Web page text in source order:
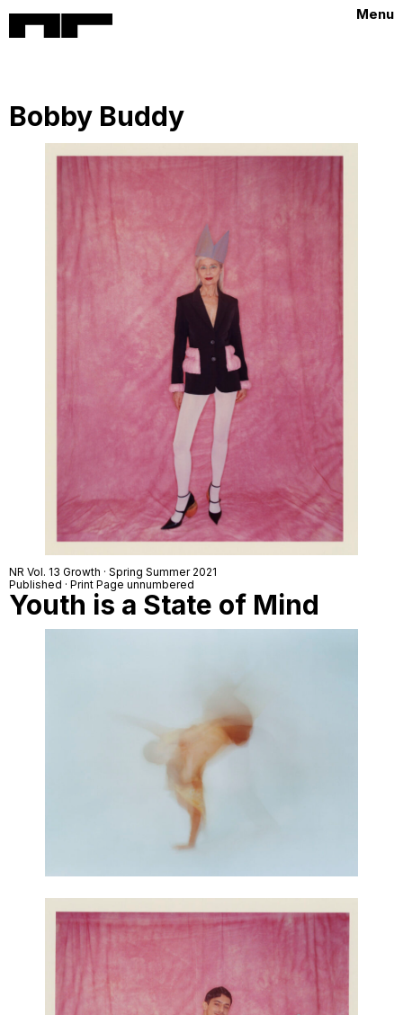
Menu
Bobby Buddy
NR Vol. 13 Growth · Spring Summer 2021
Published · Print Page unnumbered
Youth is a State of Mind